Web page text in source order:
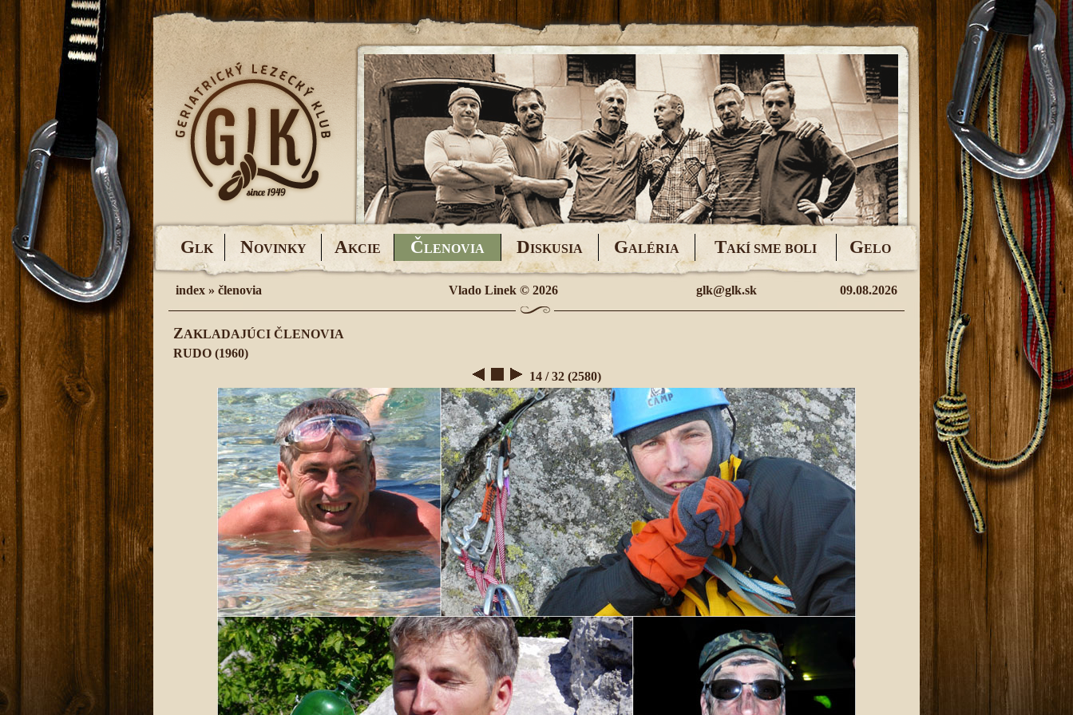
GLK NOVINKY AKCIE ČLENOVIA DISKUSIA GALÉRIA TAKÍ SME BOLI GELO
index » členovia Vlado Linek © 2026 glk@glk.sk 09.08.2026
ZAKLADAJÚCI ČLENOVIA
RUDO (1960)
14 / 32 (2580)